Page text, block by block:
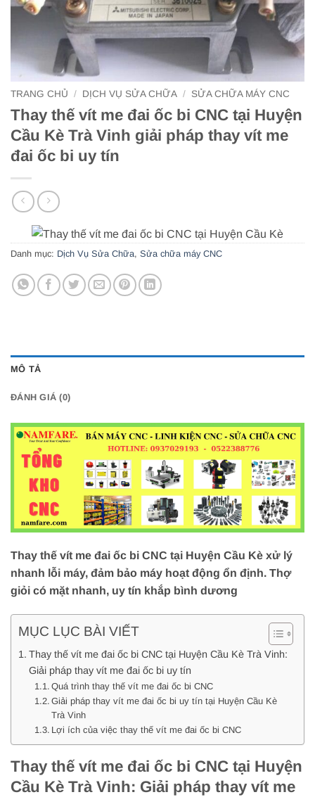
TRANG CHỦ / DỊCH VỤ SỬA CHỮA / SỬA CHỮA MÁY CNC
Thay thế vít me đai ốc bi CNC tại Huyện
Cầu Kè Trà Vinh giải pháp thay vít me
đai ốc bi uy tín
Danh mục: Dịch Vụ Sửa Chữa, Sửa chữa máy CNC
MÔ TẢ
ĐÁNH GIÁ (0)
Thay thế vít me đai ốc bi CNC tại Huyện Cầu Kè xử lý
nhanh lỗi máy, đảm bảo máy hoạt động ổn định. Thợ
giỏi có mặt nhanh, uy tín khắp bình dương
MỤC LỤC BÀI VIẾT
Thay thế vít me đai ốc bi CNC tại Huyện Cầu Kè Trà Vinh:
Giải pháp thay vít me đai ốc bi uy tín
Quá trình thay thế vít me đai ốc bi CNC
Giải pháp thay vít me đai ốc bi uy tín tại Huyện Cầu Kè
Trà Vinh
Lợi ích của việc thay thế vít me đai ốc bi CNC
Thay thế vít me đai ốc bi CNC tại Huyện
Cầu Kè Trà Vinh: Giải pháp thay vít me